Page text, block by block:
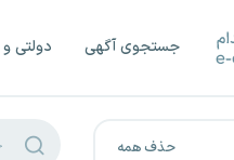
جستجوی آگهی دولتی
حذف همه